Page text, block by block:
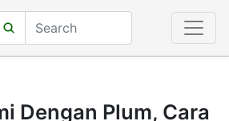
Dengan Plum, Cara